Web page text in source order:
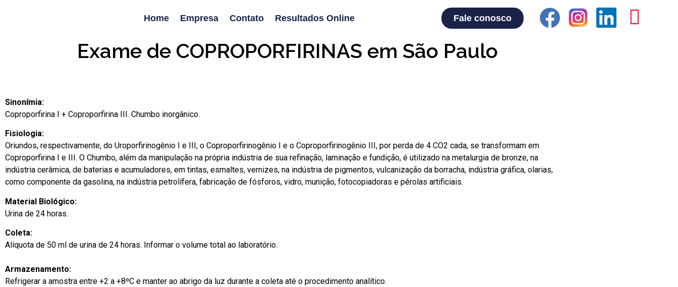
Home Empresa Contato Resultados Online Fale conosco
Exame de COPROPORFIRINAS em São Paulo
Sinonímia:
Coproporfirina I + Coproporfirina III. Chumbo inorgânico.
Fisiologia:
Oriundos, respectivamente, do Uroporfirinogênio I e III, o Coproporfirinogênio I e o Coproporfirinogênio III, por perda de 4 CO2 cada, se transformam em
Coproporfirina I e III. O Chumbo, além da manipulação na própria indústria de sua refinação, laminação e fundição, é utilizado na metalurgia de bronze, na
indústria cerâmica, de baterias e acumuladores, em tintas, esmaltes, vernizes, na indústria de pigmentos, vulcanização da borracha, indústria gráfica, olarias,
como componente da gasolina, na indústria petrolífera, fabricação de fósforos, vidro, munição, fotocopiadoras e pérolas artificiais.
Material Biológico:
Urina de 24 horas.
Coleta:
Alíquota de 50 ml de urina de 24 horas. Informar o volume total ao laboratório.
Armazenamento:
Refrigerar a amostra entre +2 a +8ºC e manter ao abrigo da luz durante a coleta até o procedimento analítico.